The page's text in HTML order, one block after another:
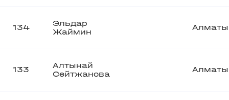
134
Эльдар
Жаймин
Алматы
133
Алтынай
Сейтжанова
Алматы